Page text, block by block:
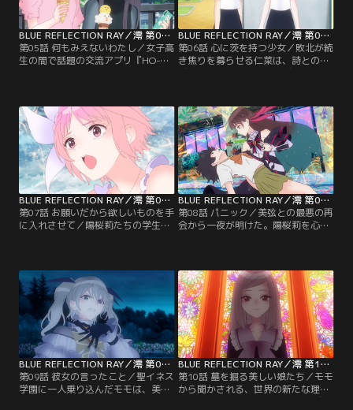
BLUE REFLECTION RAY／澪 第05話
第05話 何もみえないわたし／女子高
生の間で話題の交流アプリ『HO-
る。由紀姫に悩みを打ち明けた少女
たちは、うちに秘めた苦しみや、悲
しい想いが綺麗さっぱり消えると言
う。同じ頃、詩も由紀姫に目をつ
け、本人を探し出そうとしていた。
【提供：バンダイチャンネル】
BLUE REFLECTION RAY／澪 第06話
第06話 心に茨を持つ少女／敗北が続
き焦りを募らせる仁菜は、詩とのバ
ディ関係を解消。次にバディ相手と
分自身の過去すべてを捧げた人物で
あり、その出会いは特別なものだっ
た。不遇の子供時代、母との決別、
ピンクのキャリーケース、詩集…。
仁菜の仄暗い過去が蘇る。【提供：
バンダイチャンネル】
BLUE REFLECTION RAY／澪 第07話
第07話 お願いだから欲しいものを手
に入れさせて／陽桜莉たちの学生寮
出す。あの日は、雨が降ってい
た…。一方、美弦の過去を知った仁
菜は、陽桜莉への嫉妬心から大胆な
行動に出ようとしていた。七夕の夜
に集う少女たち。そして今、1つの
願いが叶おうとしていた…。【提
供：バンダイチャンネル】
BLUE REFLECTION RAY／澪 第08話
第08話 パニック／美弦との最悪の再
会から一夜が明けた。陽桜莉を心配
美弦と共鳴し、自分たちがバディだ
ったことを知ったモモは、真相を探
るため単独で行動し始める。それぞ
れの想いが別の方向へと向く中、再
び想いの暴走が起きる。【提供：バ
ンダイチャンネル】
BLUE REFLECTION RAY／澪 第09話
第09話 彼女の言ったこと／聖イネス
学園に一人乗り込んだモモは、美弦
BLUE REFLECTION RAY／澪 第10話
第10話 墓を掘る美しい娘たち／モモ
から聞かされる、世界の新たな理。
さらに美弦は、今日から3日後、自